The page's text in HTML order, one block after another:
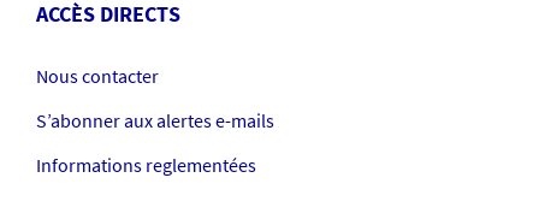
ACCÈS DIRECTS
Nous contacter
S’abonner aux alertes e-mails
Informations reglementées